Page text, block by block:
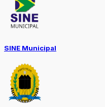
SINE Municipal